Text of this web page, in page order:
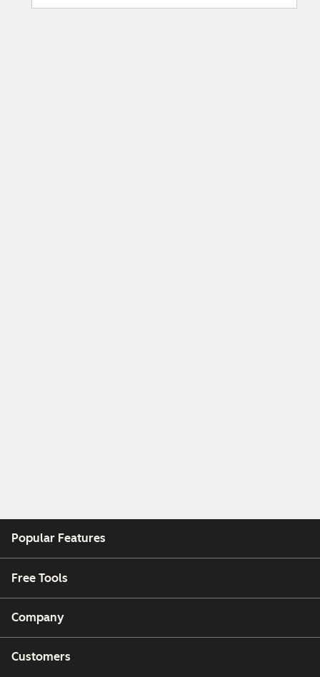
Popular Features
Free Tools
Company
Customers